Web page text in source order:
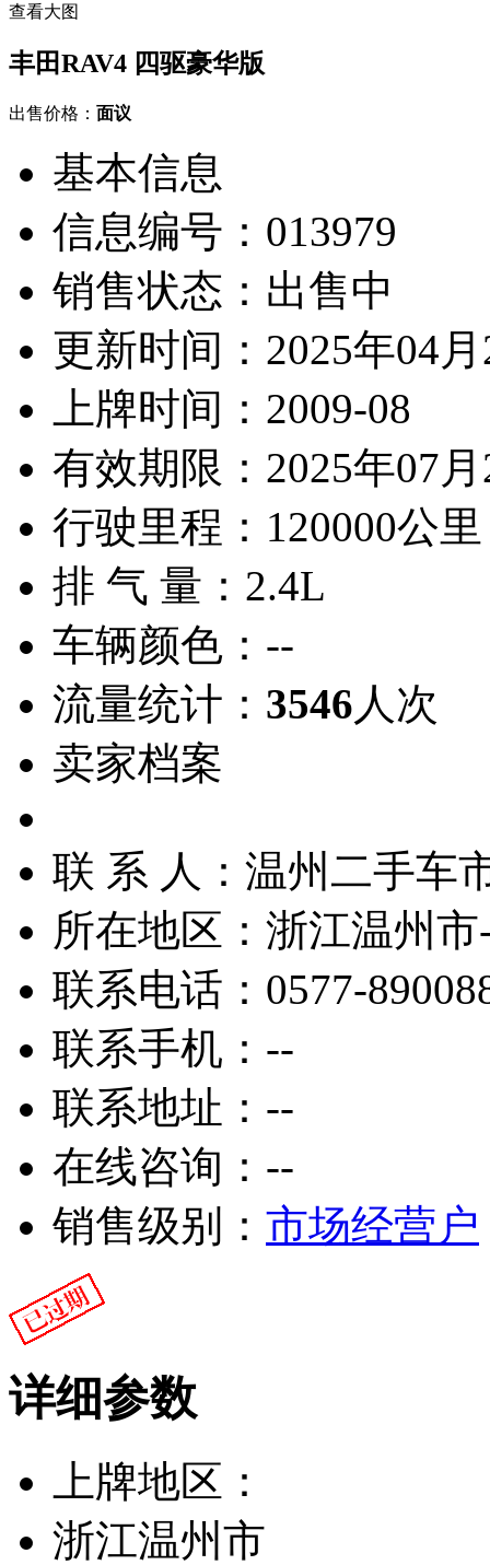
查看大图
丰田RAV4 四驱豪华版
出售价格： 面议
基本信息
信息编号：013979
销售状态： 出售中
更新时间： 2025年04
上牌时间： 2009-08
有效期限： 2025年07
行驶里程： 120000公里
排 气 量： 2.4L
车辆颜色： --
流量统计： 3546人次
卖家档案
联 系 人： 温州二手车
所在地区： 浙江温州
联系电话： 0577-
联系手机： --
联系地址： --
在线咨询： --
销售级别： 市场经营户
详细参数
上牌地区：
浙江温州市